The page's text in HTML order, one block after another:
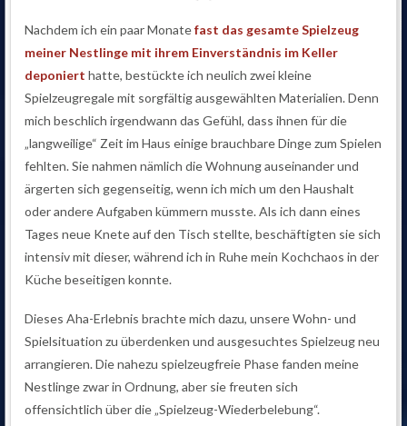
Nachdem ich ein paar Monatefast das gesamte Spielzeug
meiner Nestlinge mit ihrem Einverständnis im Keller
deponiert hatte, bestückte ich neulich zwei kleine
Spielzeugregale mit sorgfältig ausgewählten Materialien. Denn
mich beschlich irgendwann das Gefühl, dass ihnen für die
„langweilige“ Zeit im Haus einige brauchbare Dinge zum Spielen
fehlten. Sie nahmen nämlich die Wohnung auseinander und
ärgerten sich gegenseitig, wenn ich mich um den Haushalt
oder andere Aufgaben kümmern musste. Als ich dann eines
Tages neue Knete auf den Tisch stellte, beschäftigten sie sich
intensiv mit dieser, während ich in Ruhe mein Kochchaos in der
Küche beseitigen konnte.
Dieses Aha-Erlebnis brachte mich dazu, unsere Wohn- und
Spielsituation zu überdenken und ausgesuchtes Spielzeug neu
arrangieren. Die nahezu spielzeugfreie Phase fanden meine
Nestlinge zwar in Ordnung, aber sie freuten sich
offensichtlich über die „Spielzeug-Wiederbelebung“.